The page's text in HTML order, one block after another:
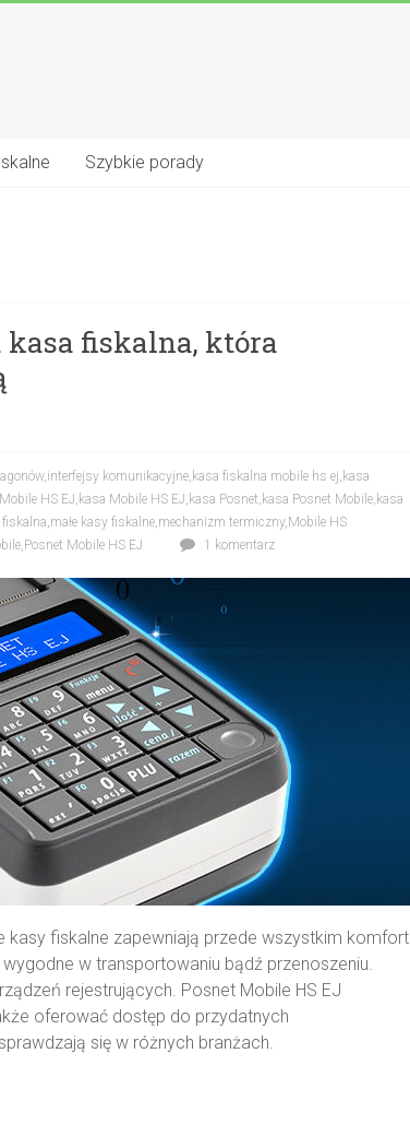
Szybkie porady
kasa fiskalna, która
,interfejsy komunikacyjne, kasa fiskalna mobile hs ej, kasa
HS EJ, kasa Mobile HS EJ, kasa Posnet, kasa Posnet Mobile, kasa
fiskalna,małe kasy fiskalne,mechanizm termiczny, Mobile HS
, Posnet Mobile HS EJ 1 komentarz
kasy fiskalne zapewniają przede wszystkim komfort
w transportowaniu bądź przenoszeniu.
rejestrujących. Posnet Mobile HS EJ
oferować dostęp do przydatnych
się w różnych branżach.